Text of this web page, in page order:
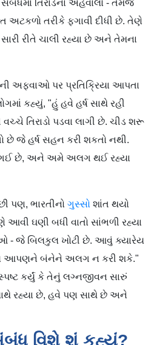
સંબંધમાં તિરાડના અહેવાલો - તેમજ
અટકળો તરીકે ફગાવી દીધી છે. તેણે
રીતે ચાલી રહ્યા છે અને તેમના
અફવાઓ પર પ્રતિક્રિયા આપતા
કહ્યું, "હું હવે હર્ષ સાથે રહી
તિરાડો પડવા લાગી છે. ચીડ શરૂ
જે હર્ષ સહન કરી શકતો નથી.
ગઈ છે, અને અમે અલગ થઈ રહ્યા
પણ, ભારતીનો ગુસ્સો શાંત થયો
ઘણી બધી વાતો સાંભળી રહ્યા
- જે બિલકુલ ખોટી છે. આવું ક્યારેય
આપણને બંનેને અલગ ન કરી શકે."
કર્યું કે તેનું લગ્નજીવન સારું
રહ્યા છે, હવે પણ સાથે છે અને
વિશે શું કહ્યું?